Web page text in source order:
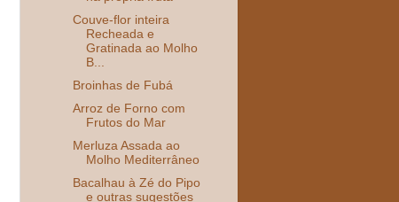
Couve-flor inteira
Recheada e
Gratinada ao Molho
B...
Broinhas de Fubá
Arroz de Forno com
Frutos do Mar
Merluza Assada ao
Molho Mediterrâneo
Bacalhau à Zé do Pipo
e outras sugestões